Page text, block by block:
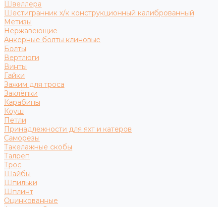
Швеллера
Шестигранник х/к конструкционный калиброванный
Метизы
Нержавеющие
Анкерные болты клиновые
Болты
Вертлюги
Винты
Гайки
Зажим для троса
Заклёпки
Карабины
Коуш
Петли
Принадлежности для яхт и катеров
Саморезы
Такелажные скобы
Талреп
Трос
Шайбы
Шпильки
Шплинт
Оцинкованные